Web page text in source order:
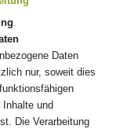
Daten
nur, soweit dies
und
Die Verarbeitung